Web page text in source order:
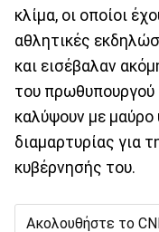
κλίμα, οι οποίοι
αθλητικές
και εισέβαλαν
του πρωθυπουργού
καλύψουν με μαύρο
διαμαρτυρίας για
κυβέρνησής του.
Ακολουθήστε το